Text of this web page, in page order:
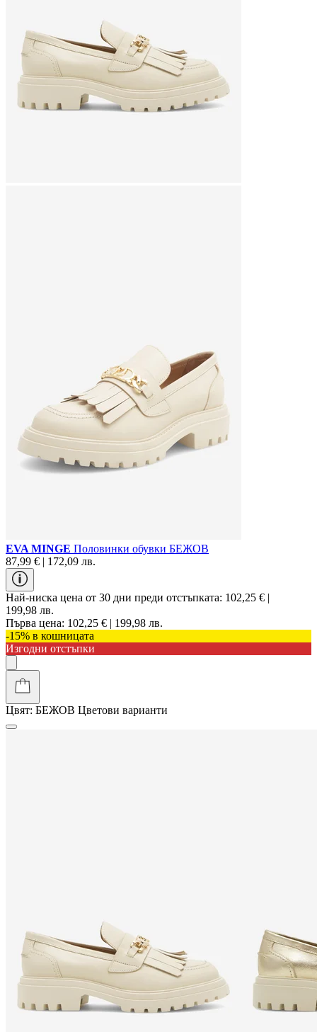
EVA MINGE Половинки обувки БЕЖОВ
87,99 € | 172,09 лв.
Най-ниска цена от 30 дни преди отстъпката: 102,25 € |
199,98 лв.
Първа цена: 102,25 € | 199,98 лв.
-15% в кошницата
Изгодни отстъпки
Цвят: БЕЖОВ Цветови варианти